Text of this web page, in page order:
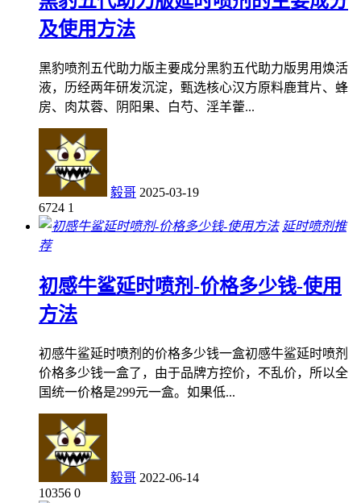
及使用方法
黑豹喷剂五代助力版主要成分黑豹五代助力版男用焕活
液，历经两年研发沉淀，甄选核心汉方原料鹿茸片、蜂
房、肉苁蓉、阴阳果、白芍、淫羊藿...
毅哥 2025-03-19
6724 1
延时喷剂推
荐
初感牛鲨延时喷剂-价格多少钱-使用
方法
初感牛鲨延时喷剂的价格多少钱一盒初感牛鲨延时喷剂
价格多少钱一盒了，由于品牌方控价，不乱价，所以全
国统一价格是299元一盒。如果低...
毅哥 2022-06-14
10356 0